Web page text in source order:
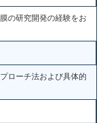
の研究開発の経験をお
ローチ法および具体的